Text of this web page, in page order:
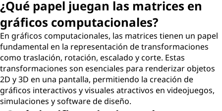
¿Qué papel juegan las matrices en
gráficos computacionales?
En gráficos computacionales, las matrices tienen un papel
fundamental en la representación de transformaciones
como traslación, rotación, escalado y corte. Estas
transformaciones son esenciales para renderizar objetos
2D y 3D en una pantalla, permitiendo la creación de
gráficos interactivos y visuales atractivos en videojuegos,
simulaciones y software de diseño.